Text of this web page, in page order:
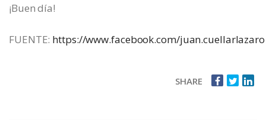
¡Buen día!
FUENTE: https://www.facebook.com/juan.cuellarlazaro
SHARE